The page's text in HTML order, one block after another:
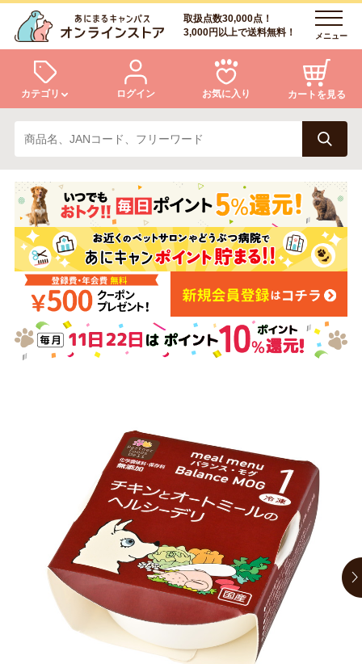
取扱点数30,000点！
3,000円以上で送料無料！
メニュー
カテゴリ
犬 猫
小動物・鳥 アクア・爬虫類・昆虫
ドッグフード キャットフード
美容・ケア用品 服・おさんぽ用品
トリマーグッズ シニアサポート
ログイン お気に入り カートを見る
ログイン
会員登録
あにまるキャンパスについて
アフターサービス
商品リクエスト